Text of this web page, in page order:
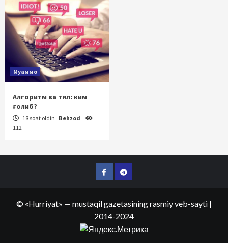
Муаммо
Алгоритм ва тил: ким
ғолиб?
18 soat oldin Behzod
112
FacebookTelegram
© «Hurriyat» — mustaqil gazetasining rasmiy veb-sayti |
2014-2024